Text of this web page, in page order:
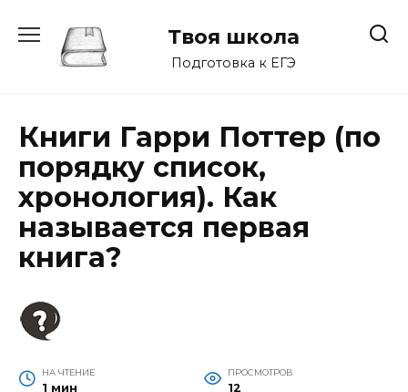
содержанию
Твоя школа
Подготовка к ЕГЭ
Книги Гарри Поттер (по
порядку список,
хронология). Как
называется первая
книга?
НА ЧТЕНИЕ
1 мин
ПРОСМОТРОВ
12